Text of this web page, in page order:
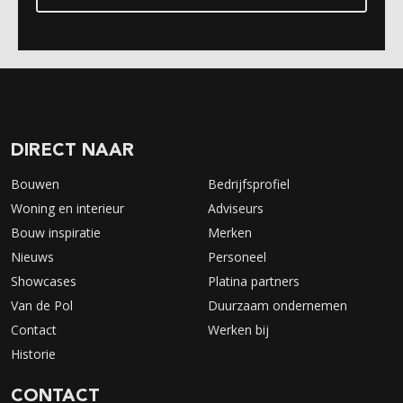
DIRECT NAAR
Bouwen
Woning en interieur
Bouw inspiratie
Nieuws
Showcases
Van de Pol
Contact
Historie
Bedrijfsprofiel
Adviseurs
Merken
Personeel
Platina partners
Duurzaam ondernemen
Werken bij
CONTACT